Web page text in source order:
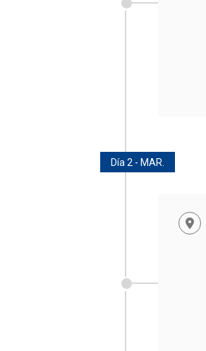
Día 2 - MAR.